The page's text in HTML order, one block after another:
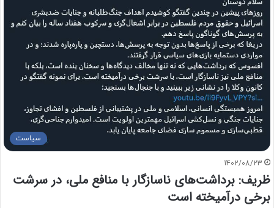
سیاست
1402/08/23
ظریف: برداشت‌های ناسازگار با منافع ملی، در سرشت
برخی درآمیخته است